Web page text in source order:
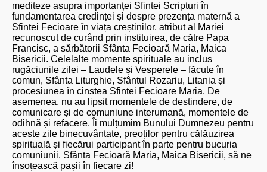
mediteze asupra importanței Sfintei Scripturi în
fundamentarea credinței și despre prezența maternă a
Sfintei Fecioare în viața creștinilor, atribut al Mariei
recunoscut de curând prin instituirea, de către Papa
Francisc, a sărbătorii Sfânta Fecioară Maria, Maica
Bisericii. Celelalte momente spirituale au inclus
rugăciunile zilei – Laudele și Vesperele – făcute în
comun, Sfânta Liturghie, Sfântul Rozariu, Litania și
procesiunea în cinstea Sfintei Fecioare Maria. De
asemenea, nu au lipsit momentele de destindere, de
comunicare și de comuniune interumană, momentele de
odihnă și refacere. Îi mulțumim Bunului Dumnezeu pentru
aceste zile binecuvântate, preoților pentru călăuzirea
spirituală și fiecărui participant în parte pentru bucuria
comuniunii. Sfânta Fecioară Maria, Maica Bisericii, să ne
însoțească pașii în fiecare zi!